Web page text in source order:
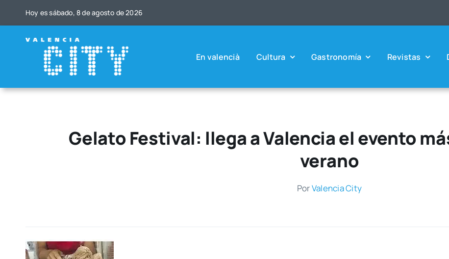
Hoy es sába­do, 8 de agos­to de 2026
En valen­cià Cul­tu­ra Gas­tro­no­mía Revis­tas
Gelato Festival: llega a Valencia el evento
verano
PorValen­cia City